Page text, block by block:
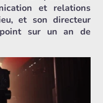
et relations
et son directeur
sur un an de